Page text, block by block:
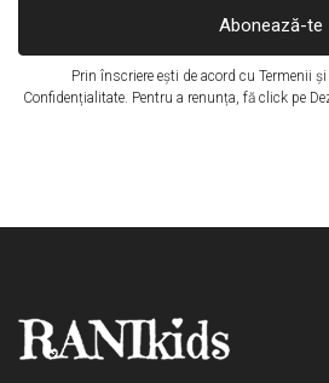
Abonează-te
Prin înscriere ești de acord cu Termenii
Confidențialitate. Pentru a renunța, fă click pe